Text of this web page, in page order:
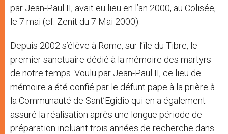
par Jean-Paul II, avait eu lieu en l’an 2000, au Colisée,
le 7 mai (cf. Zenit du 7 Mai 2000).
Depuis 2002 s’élève à Rome, sur l’île du Tibre, le
premier sanctuaire dédié à la mémoire des martyrs
de notre temps. Voulu par Jean-Paul II, ce lieu de
mémoire a été confié par le défunt pape à la prière à
la Communauté de Sant’Egidio qui en a également
assuré la réalisation après une longue période de
préparation incluant trois années de recherche dans